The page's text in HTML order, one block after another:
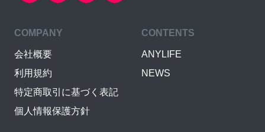
COMPANY
会社概要
利用規約
特定商取引に基づく表記
個人情報保護方針
CONTENTS
ANYLIFE
NEWS